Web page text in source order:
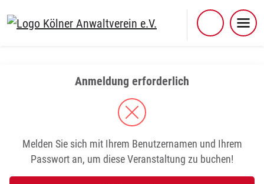
Anmeldung erforderlich
Melden Sie sich mit Ihrem Benutzernamen und Ihrem
Passwort an, um diese Veranstaltung zu buchen!